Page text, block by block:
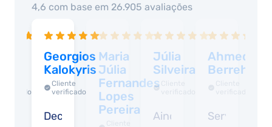
4,6 com base em 26.905 avaliações
Georgios
Kalokyris
Cliente
verificado
Decent
Maria
Júlia
Fernandes
Lopes
Pereira
Júlia
Silveira
Ainda
Ahmed
Berrehou
Serviço